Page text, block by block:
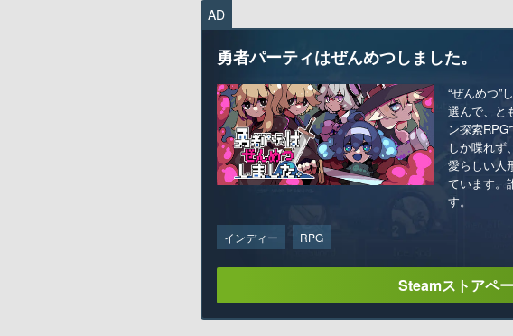
AD
勇者パーティはぜんめつしました。
“ぜんめつ”
選んで、と
ン探索RPG
しか喋れず
愛らしい人
ています。
す。
インディー RPG
Steamストアペ